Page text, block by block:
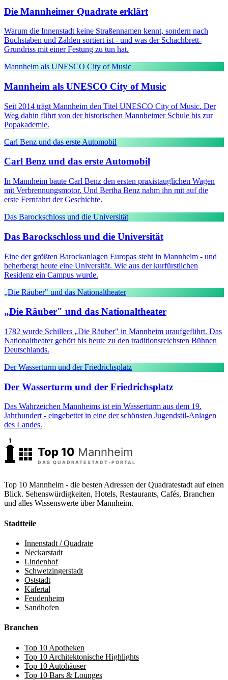
Die Mannheimer Quadrate erklärt
Warum die Innenstadt keine Straßennamen kennt, sondern nach
Buchstaben und Zahlen sortiert ist - und was der Schachbrett-
Grundriss mit einer Festung zu tun hat.
Mannheim als UNESCO City of Music
Mannheim als UNESCO City of Music
Seit 2014 trägt Mannheim den Titel UNESCO City of Music. Der
Weg dahin führt von der historischen Mannheimer Schule bis zur
Popakademie.
Carl Benz und das erste Automobil
Carl Benz und das erste Automobil
In Mannheim baute Carl Benz den ersten praxistauglichen Wagen
mit Verbrennungsmotor. Und Bertha Benz nahm ihn mit auf die
erste Fernfahrt der Geschichte.
Das Barockschloss und die Universität
Das Barockschloss und die Universität
Eine der größten Barockanlagen Europas steht in Mannheim - und
beherbergt heute eine Universität. Wie aus der kurfürstlichen
Residenz ein Campus wurde.
„Die Räuber" und das Nationaltheater
„Die Räuber" und das Nationaltheater
1782 wurde Schillers „Die Räuber" in Mannheim uraufgeführt. Das
Nationaltheater gehört bis heute zu den traditionsreichsten Bühnen
Deutschlands.
Der Wasserturm und der Friedrichsplatz
Der Wasserturm und der Friedrichsplatz
Das Wahrzeichen Mannheims ist ein Wasserturm aus dem 19.
Jahrhundert - eingebettet in eine der schönsten Jugendstil-Anlagen
des Landes.
Top 10 Mannheim - die besten Adressen der Quadratestadt auf einen
Blick. Sehenswürdigkeiten, Hotels, Restaurants, Cafés, Branchen
und alles Wissenswerte über Mannheim.
Stadtteile
Innenstadt / Quadrate
Neckarstadt
Lindenhof
Schwetzingerstadt
Oststadt
Käfertal
Feudenheim
Sandhofen
Branchen
Top 10 Apotheken
Top 10 Architektonische Highlights
Top 10 Autohäuser
Top 10 Bars & Lounges